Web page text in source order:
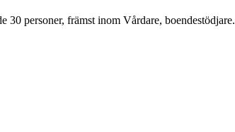
personer, främst inom Vårdare, boendestödjare.